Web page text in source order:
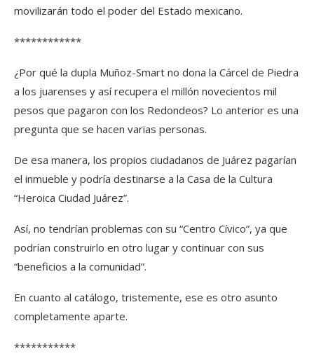
movilizarán todo el poder del Estado mexicano.
************
¿Por qué la dupla Muñoz-Smart no dona la Cárcel de Piedra
a los juarenses y así recupera el millón novecientos mil
pesos que pagaron con los Redondeos? Lo anterior es una
pregunta que se hacen varias personas.
De esa manera, los propios ciudadanos de Juárez pagarían
el inmueble y podría destinarse a la Casa de la Cultura
“Heroica Ciudad Juárez”.
Así, no tendrían problemas con su “Centro Cívico”, ya que
podrían construirlo en otro lugar y continuar con sus
“beneficios a la comunidad”.
En cuanto al catálogo, tristemente, ese es otro asunto
completamente aparte.
***********